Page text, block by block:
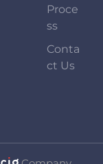
Proce
Ss
Conta
Ct Us